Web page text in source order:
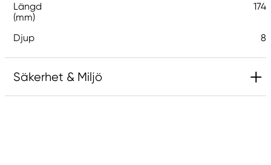
Längd
(mm)
174
Djup 8
Säkerhet & Miljö